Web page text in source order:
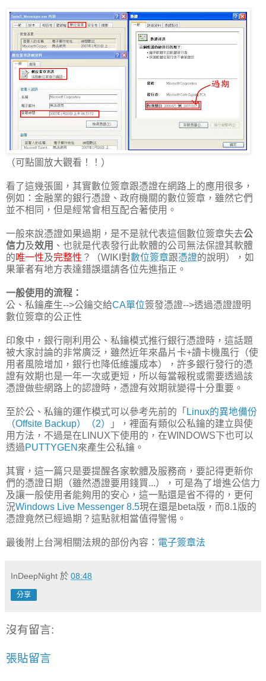
（可點圖放大觀看！！）
看了這幾張圖，其實數位簽章跟憑證在網路上的應用很多，
例如：金融業的銀行憑證、政府機關的數位簽章，雖然它們
並不相同，但是經常會相互配合著使用。
一般來說憑證如果過期，是不是就代表這個數位簽章失去公
信力及效用 、也就是代表發行此軟體的公司無法保證其軟體
的唯一性及完整性 ？（WIKI對數位簽章跟憑證的說明），如
果筆者有地方表達錯誤還請各位先進指正。
一般使用的流程：
公、私鑰產生-->公鑰交給CA單位簽發憑證-->透過憑證證明
數位簽章的公正性
印象中，銀行剛利用公、私鑰模式推行銀行憑證時，這話題
被大家討論的非常廣泛，雖然近年來晶片卡+讀卡機風行（使
用者風險增加，銀行也降低維護成本），許多銀行發行的憑
證有效期也是一年一次或更短，所以每當報稅或需要透過該
憑證做些網路上的認證時，憑證有效期就變得十分重要。
至於公、私鑰的運作模式可以參考先前的「 Linux的異地備份
（Offsite Backup）（2）
」，裡面有類似公私鑰的建立與使
用方法，不過是在LINUX下使用的，在WINDOWS下也可以
透過PUTTYGEN 來產生公私鑰。
其實，這一篇只是要提醒各家軟體及服務商，要記得更新你
們的憑證日期（雖然憑證要用錢買...），可是為了增進公信力
及讓一般使用者能夠用的安心，這一點還是省不得的，更何
況Windows Live Messenger 8.5現在還是beta版，而8.1版的
憑證竟然已經過期？這點就相當值得警惕。
最後附上台灣相關法規的部份內容： 電子簽章法
InDeepNight 於 08:48
分享
沒有留言:
張貼留言